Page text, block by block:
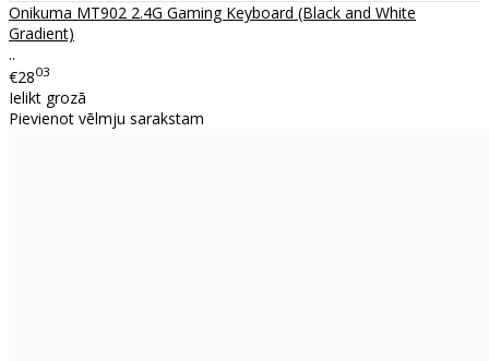
Onikuma MT902 2.4G Gaming Keyboard (Black and White
Gradient)
..
€2803
Ielikt grozā
Pievienot vēlmju sarakstam